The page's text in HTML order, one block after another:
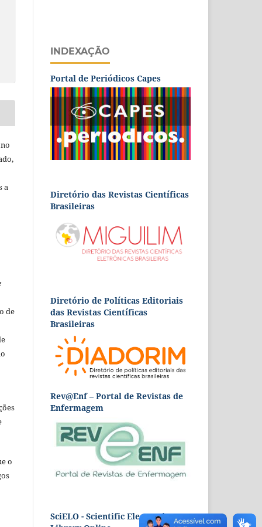
a
de
o
INDEXAÇÃO
Portal de Periódicos Capes
Diretório das Revistas Científicas
Brasileiras
Diretório de Políticas Editoriais
das Revistas Científicas
Brasileiras
Rev@Enf – Portal de Revistas de
Enfermagem
SciELO - Scientific Electronic